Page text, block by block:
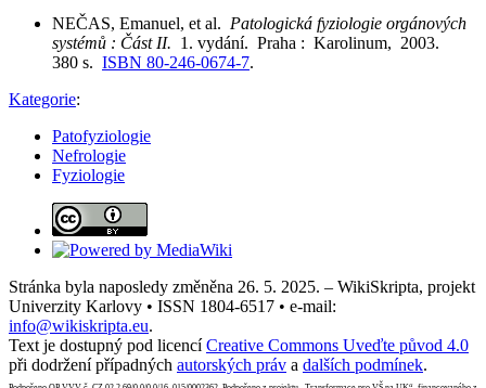
NEČAS, Emanuel, et al. Patologická fyziologie orgánových
systémů : Část II. 1. vydání. Praha : Karolinum, 2003.
380 s. ISBN 80-246-0674-7.
Kategorie:
Patofyziologie
Nefrologie
Fyziologie
Stránka byla naposledy změněna 26. 5. 2025. – WikiSkripta, projekt
Univerzity Karlovy • ISSN 1804-6517 • e-mail:
info@wikiskripta.eu.
Text je dostupný pod licencíCreative Commons Uveďte původ 4.0
při dodržení případných autorských práv a dalších podmínek.